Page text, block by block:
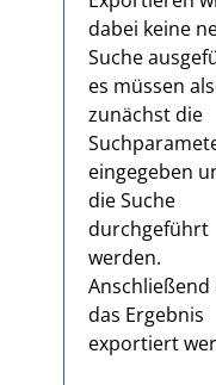
dabei keine
Suche
es müssen
zunächst die
eingegeben
die Suche
durchgeführt
werden.
Anschließend
das Ergebnis
exportiert